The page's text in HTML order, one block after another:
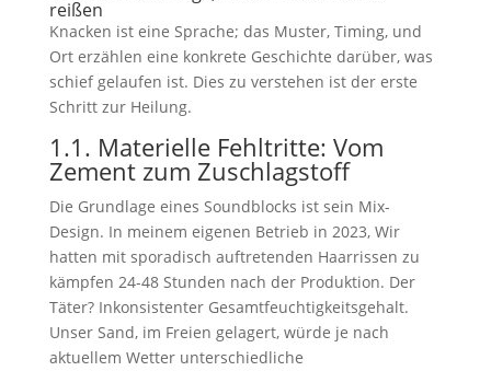
reißen
Knacken ist eine Sprache; das Muster, Timing, und
Ort erzählen eine konkrete Geschichte darüber, was
schief gelaufen ist. Dies zu verstehen ist der erste
Schritt zur Heilung.
1.1. Materielle Fehltritte: Vom
Zement zum Zuschlagstoff
Die Grundlage eines Soundblocks ist sein Mix-
Design. In meinem eigenen Betrieb in 2023, Wir
hatten mit sporadisch auftretenden Haarrissen zu
kämpfen 24-48 Stunden nach der Produktion. Der
Täter? Inkonsistenter Gesamtfeuchtigkeitsgehalt.
Unser Sand, im Freien gelagert, würde je nach
aktuellem Wetter unterschiedliche